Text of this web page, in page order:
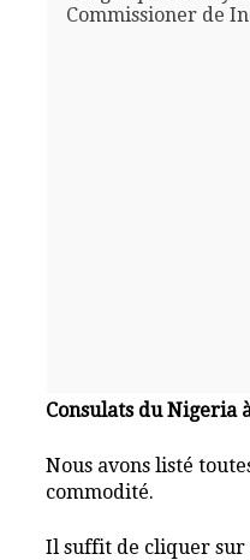
Commissioner de
Consulats du Nigeria
Nous avons listé
commodité.
Il suffit de cliquer